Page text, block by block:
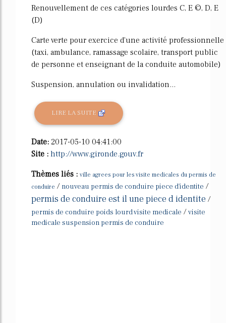
Renouvellement de ces catégories lourdes C, E ©, D, E
(D)
Carte verte pour exercice d'une activité professionnelle
(taxi, ambulance, ramassage scolaire, transport public
de personne et enseignant de la conduite automobile)
Suspension, annulation ou invalidation...
LIRE LA SUITE
Date: 2017-05-10 04:41:00
Site : http://www.gironde.gouv.fr
Thèmes liés : ville agrees pour les visite medicales du permis de
conduire / nouveau permis de conduire piece d'identite /
permis de conduire est il une piece d identite /
permis de conduire poids lourd visite medicale /visite
medicale suspension permis de conduire